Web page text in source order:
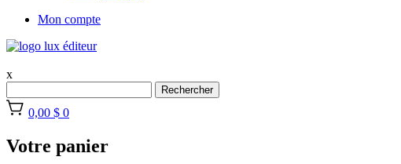
Mon compte
x
Rechercher
0,00 $ 0
Votre panier